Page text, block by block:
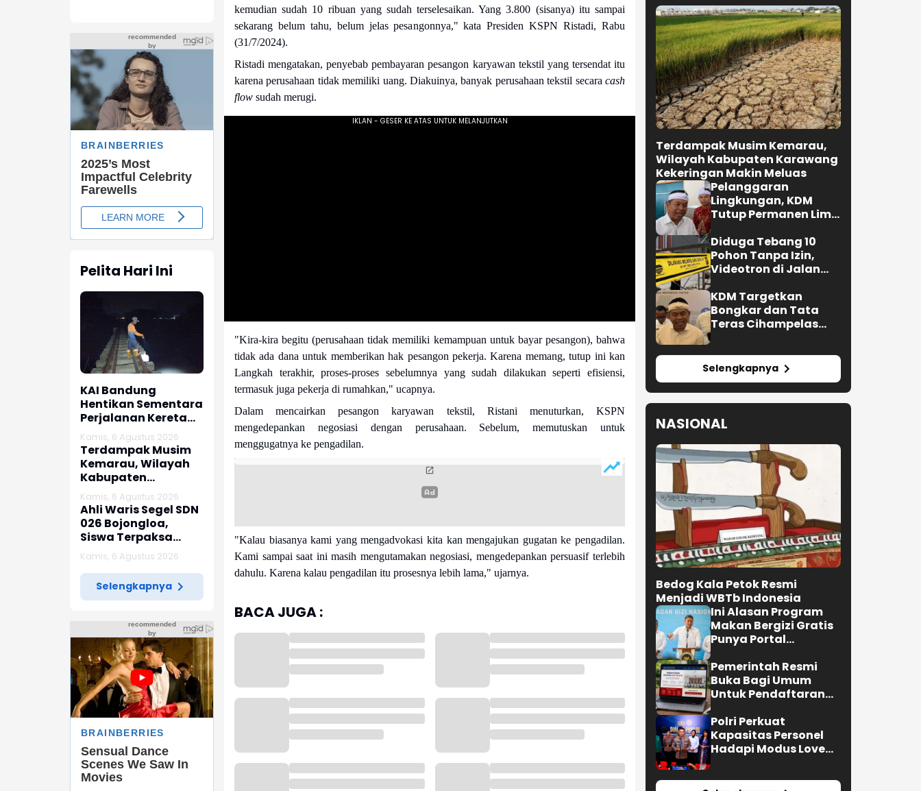
Pelita Hari Ini
KAI Bandung
Hentikan Sementara
Perjalanan Kereta
Pascagempa
Pangandaran
Kamis, 6 Agustus 2026
Terdampak Musim
Kemarau, Wilayah
Kabupaten
Karawang
Kekeringan Makin
Meluas
Kamis, 6 Agustus 2026
Ahli Waris Segel SDN
026 Bojongloa,
Siswa Terpaksa
Belajar Jarak Jauh
Kamis, 6 Agustus 2026
Selengkapnya
kemudian sudah 10 ribuan yang sudah terselesaikan. Yang 3.800 (sisanya) itu sampai
sekarang belum tahu, belum jelas pesangonnya," kata Presiden KSPN Ristadi, Rabu
(31/7/2024).
Ristadi mengatakan, penyebab pembayaran pesangon karyawan tekstil yang tersendat itu
karena perusahaan tidak memiliki uang. Diakuinya, banyak perusahaan tekstil secara cash
flow sudah merugi.
"Kira-kira begitu (perusahaan tidak memiliki kemampuan untuk bayar pesangon), bahwa
tidak ada dana untuk memberikan hak pesangon pekerja. Karena memang, tutup ini kan
Langkah terakhir, proses-proses sebelumnya yang sudah dilakukan seperti efisiensi,
termasuk juga pekerja di rumahkan," ucapnya.
Dalam mencairkan pesangon karyawan tekstil, Ristani menuturkan, KSPN
mengedepankan negosiasi dengan perusahaan. Sebelum, memutuskan untuk
menggugatnya ke pengadilan.
"Kalau biasanya kami yang mengadvokasi kita kan mengajukan gugatan ke pengadilan.
Kami sampai saat ini masih mengutamakan negosiasi, mengedepankan persuasif terlebih
dahulu. Karena kalau pengadilan itu prosesnya lebih lama," ujarnya.
BACA JUGA :
Terdampak Musim Kemarau,
Wilayah Kabupaten Karawang
Kekeringan Makin Meluas
Pelanggaran
Lingkungan, KDM
Tutup Permanen Lima
di Cipatat
Diduga Tebang 10
Pohon Tanpa Izin,
Videotron di Jalan
Bandung Disegel
KDM Targetkan
Bongkar dan Tata
Teras Cihampelas
Selengkapnya
NASIONAL
Bedog Kala Petok Resmi
Menjadi WBTb Indonesia
Ini Alasan Program
Makan Bergizi Gratis
Punya Portal
SPPG
Pemerintah Resmi
Buka Bagi Umum
Untuk Pendaftaran
Polri Perkuat
Kapasitas Personel
Hadapi Modus Love